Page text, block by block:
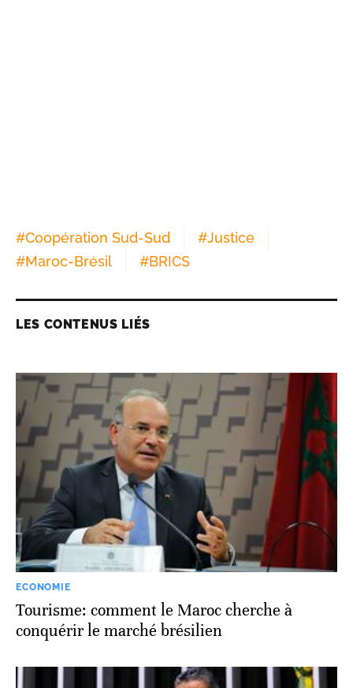
#Coopération Sud-Sud #Justice
#Maroc-Brésil #BRICS
LES CONTENUS LIÉS
ECONOMIE
Tourisme: comment le Maroc cherche à
conquérir le marché brésilien